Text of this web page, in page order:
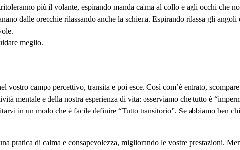
più il volante, espirando manda calma al collo e agli occhi che
dalle orecchie rilassando anche la schiena. Espirando rilassa gli
meglio.
vostro campo percettivo, transita e poi esce. Così com’è entrato,
mentale e della nostra esperienza di vita: osserviamo che tutto è
in un modo che è facile definire “Tutto transitorio”. Se abbiamo ben
pratica di calma e consapevolezza, migliorando le vostre prestazioni.